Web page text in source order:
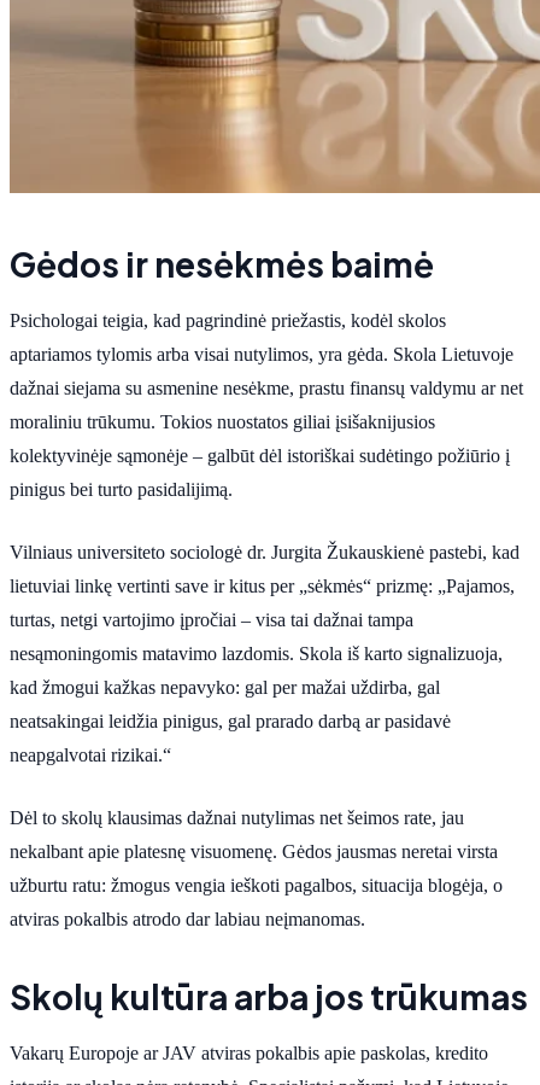
Gėdos ir nesėkmės baimė
Psichologai teigia, kad pagrindinė priežastis, kodėl skolos
aptariamos tylomis arba visai nutylimos, yra gėda. Skola Lietuvoje
dažnai siejama su asmenine nesėkme, prastu finansų valdymu ar net
moraliniu trūkumu. Tokios nuostatos giliai įsišaknijusios
kolektyvinėje sąmonėje – galbūt dėl istoriškai sudėtingo požiūrio į
pinigus bei turto pasidalijimą.
Vilniaus universiteto sociologė dr. Jurgita Žukauskienė pastebi, kad
lietuviai linkę vertinti save ir kitus per „sėkmės“ prizmę: „Pajamos,
turtas, netgi vartojimo įpročiai – visa tai dažnai tampa
nesąmoningomis matavimo lazdomis. Skola iš karto signalizuoja,
kad žmogui kažkas nepavyko: gal per mažai uždirba, gal
neatsakingai leidžia pinigus, gal prarado darbą ar pasidavė
neapgalvotai rizikai.“
Dėl to skolų klausimas dažnai nutylimas net šeimos rate, jau
nekalbant apie platesnę visuomenę. Gėdos jausmas neretai virsta
užburtu ratu: žmogus vengia ieškoti pagalbos, situacija blogėja, o
atviras pokalbis atrodo dar labiau neįmanomas.
Skolų kultūra arba jos trūkumas
Vakarų Europoje ar JAV atviras pokalbis apie paskolas, kredito